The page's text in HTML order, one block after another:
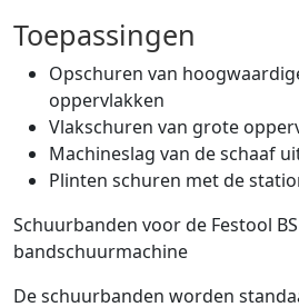
Toepassingen
Opschuren van
oppervlakken
Vlakschuren van grote
Machineslag van de schaaf
Plinten schuren met de
Schuurbanden voor de Festool
bandschuurmachine
De schuurbanden worden